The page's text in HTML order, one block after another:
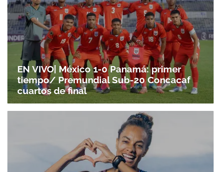
EN VIVO| México 1-0 Panamá: primer
tiempo/ Premundial Sub-20 Concacaf
cuartos de final